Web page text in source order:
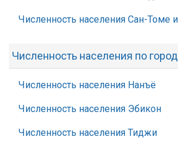
Численность населения Сан-Томе
Численность населения по
Численность населения Нанъё
Численность населения Эбикон
Численность населения Тиджи